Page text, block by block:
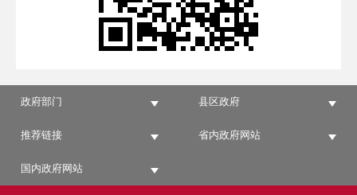
政府部门 县区政府
推荐链接 省内政府网站
国内政府网站